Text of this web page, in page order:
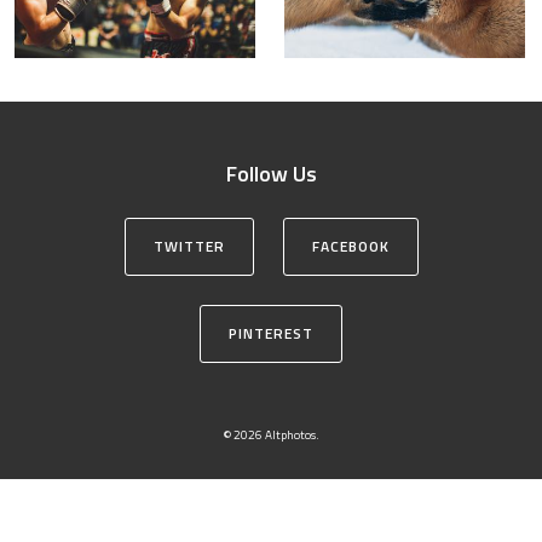
Follow Us
TWITTER FACEBOOK
PINTEREST
© 2026 Altphotos.